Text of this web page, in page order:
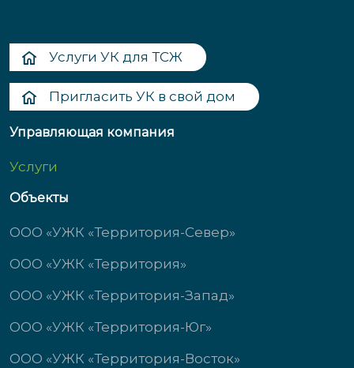
Услуги УК для ТСЖ
Пригласить УК в свой дом
Управляющая компания
Услуги
Объекты
ООО «УЖК «Территория-Север»
ООО «УЖК «Территория»
ООО «УЖК «Территория-Запад»
ООО «УЖК «Территория-Юг»
ООО «УЖК «Территория-Восток»